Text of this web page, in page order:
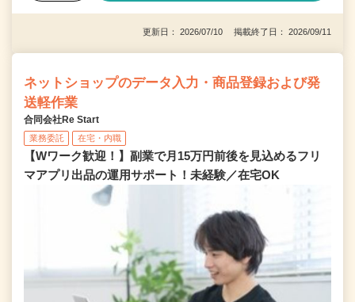
更新日： 2026/07/10 掲載終了日： 2026/09/11
ネットショップのデータ入力・商品登録および発
送軽作業
合同会社Re Start
業務委託 在宅・内職
【Wワーク歓迎！】副業で月15万円前後を見込めるフリ
マアプリ出品の運用サポート！未経験／在宅OK